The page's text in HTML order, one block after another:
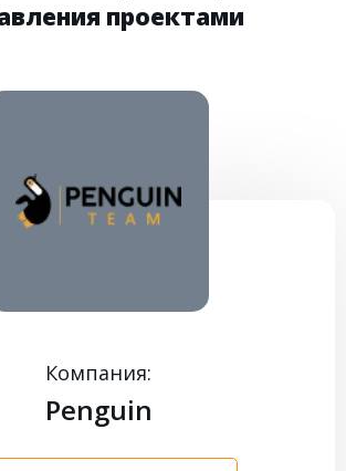
ОТЗЫВЫ
КОНТАКТЫ
проектами
Компания:
Penguin